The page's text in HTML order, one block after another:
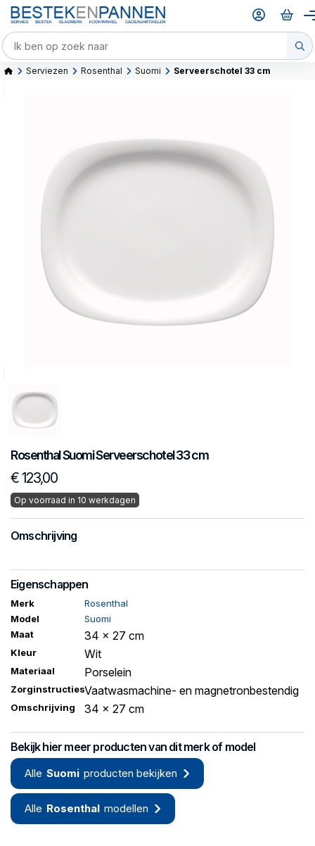
Serviezen Rosenthal Suomi Serveerschotel 33 cm
RosenthalSuomiServeerschotel 33 cm
€ 123,00
Op voorraad in 10 werkdagen
Omschrijving
Eigenschappen
Merk
Rosenthal
Model
Suomi
Maat
34 x 27 cm
Kleur Wit
Materiaal Porselein
ZorginstructiesVaatwasmachine- en magnetronbestendig
Omschrijving 34 x 27 cm
Bekijk hier meer producten van dit merk of model
Alle Suomi producten bekijken
Alle Rosenthal modellen